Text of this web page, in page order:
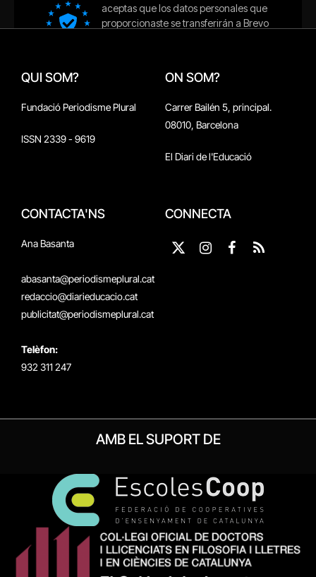
QUI SOM?
Fundació Periodisme Plural
ISSN 2339 - 9619
ON SOM?
Carrer Bailén 5, principal.
08010, Barcelona
El Diari de l'Educació
CONTACTA'NS
Ana Basanta
abasanta@periodismeplural.cat
redaccio@diarieducacio.cat
publicitat@periodismeplural.cat
Telèfon:
932 311 247
CONNECTA
X
Instagram
Facebook
RSS
AMB EL SUPORT DE